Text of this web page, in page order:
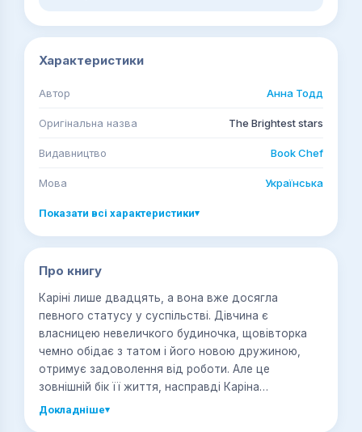
Характеристики
Автор Анна Тодд
Оригінальна назва The Brightest stars
Видавництво Book Chef
Мова Українська
Показати всі характеристики▾
Про книгу
Каріні лише двадцять, а вона вже досягла
певного статусу у суспільстві. Дівчина є
власницею невеличкого будиночка, щовівторка
чемно обідає з татом і його новою дружиною,
отримує задоволення від роботи. Але це
зовнішній бік її життя, насправді Каріна
відчайдушно прагне спокою і усамітнення. Зустріч
Докладніше▾